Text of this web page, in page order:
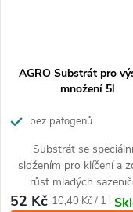
AGRO Substrát pro
množení 5l
bez patogenů
Substrát se
složením pro klíčení a
růst mladých
52 Kč Měrná
10,40 Kč / 1 l